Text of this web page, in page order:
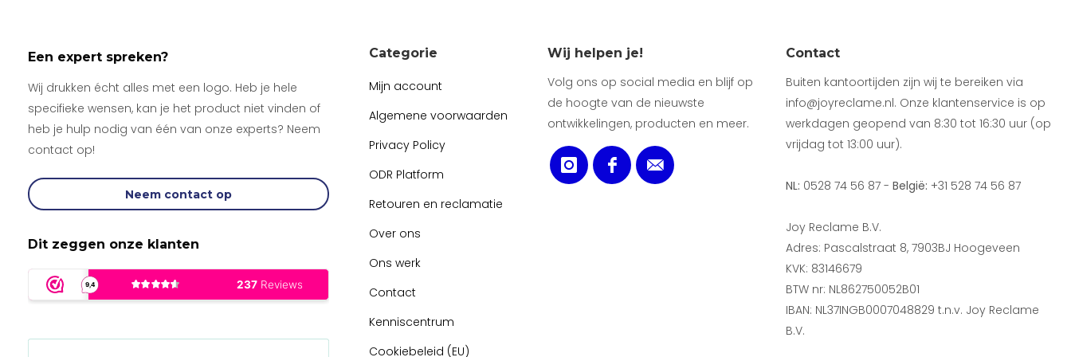
Een expert spreken?
Wij drukken écht alles met een logo. Heb je hele
specifieke wensen, kan je het product niet vinden of
heb je hulp nodig van één van onze experts? Neem
contact op!
Neem contact op
Dit zeggen onze klanten
Categorie
Mijn account
Algemene voorwaarden
Privacy Policy
ODR Platform
Retouren en reclamatie
Over ons
Ons werk
Contact
Kenniscentrum
Cookiebeleid (EU)
Wij helpen je!
Volg ons op social media en blijf op
de hoogte van de nieuwste
ontwikkelingen, producten en meer.
Contact
Buiten kantoortijden zijn wij te bereiken via
info@joyreclame.nl. Onze klantenservice is op
werkdagen geopend van 8:30 tot 16:30 uur (op
vrijdag tot 13:00 uur).
NL: 0528 74 56 87 - België: +31 528 74 56 87
Joy Reclame B.V.
Adres: Pascalstraat 8, 7903BJ Hoogeveen
KVK: 83146679
BTW nr: NL862750052B01
IBAN: NL37INGB0007048829 t.n.v. Joy Reclame
B.V.